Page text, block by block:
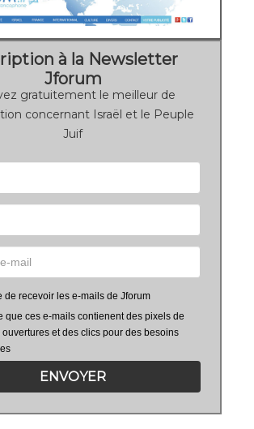
à la Newsletter
Jforum
gratuitement le meilleur de
concernant Israël et le Peuple
Juif
de recevoir les e-mails de Jforum
que ces e-mails contienent des pixels de
ouvertures et des clics pour des besoins
ENVOYER